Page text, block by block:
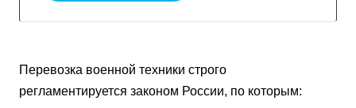
Перевозка военной техники строго
регламентируется законом России, по которым: